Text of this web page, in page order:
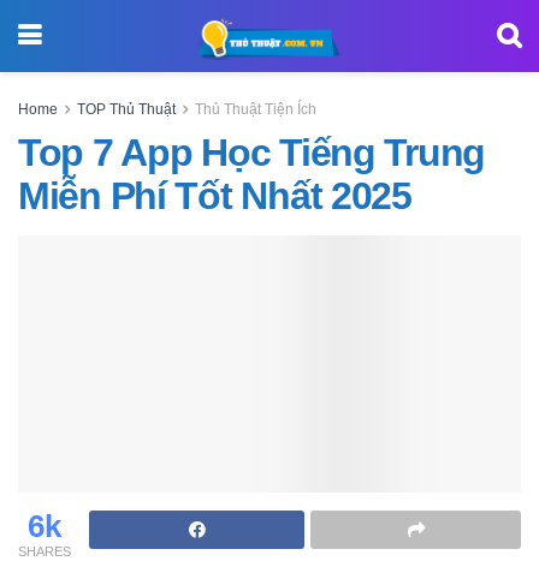
Home TOP Thủ Thuật Thủ Thuật Tiện Ích
Top 7 App Học Tiếng Trung
Miễn Phí Tốt Nhất 2025
6k
SHARES